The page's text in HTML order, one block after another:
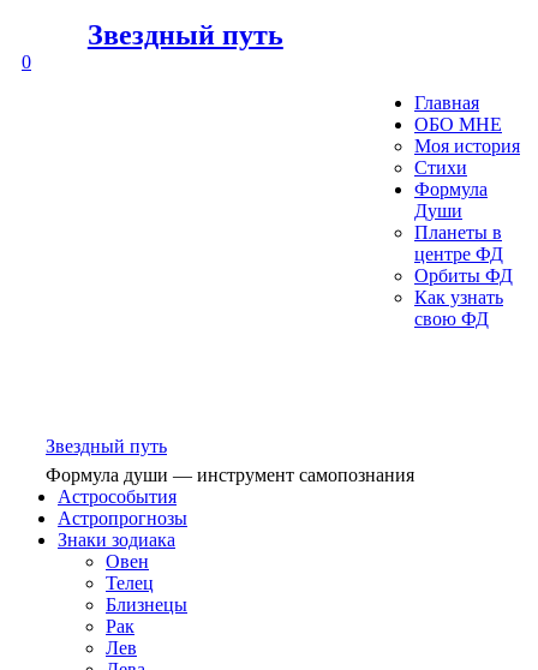
Звездный путь
0
Звездный путь
Формула души — инструмент самопознания
Главная
ОБО МНЕ
Моя история
Стихи
Формула
Души
Планеты в
центре ФД
Орбиты ФД
Как узнать
свою ФД
Астрособытия
Астропрогнозы
Знаки зодиака
Овен
Телец
Близнецы
Рак
Лев